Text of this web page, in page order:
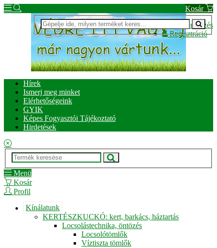
Kosár
Bejelentkezés
Regisztráció
Hírek
Ismerj meg minket
Elérhetőségeink
GYIK
Képes Fogyasztói Tájékoztató
Hirdetések
Menü
Kosár
Profil
Kínálatunk
KERTÉSZKUCKÓ: kert, barkács, háztartás
Locsolástechnika, öntözés
Locsolótömlők
Víztiszta tömlők